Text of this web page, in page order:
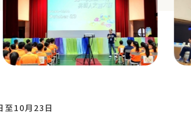
至10月23日